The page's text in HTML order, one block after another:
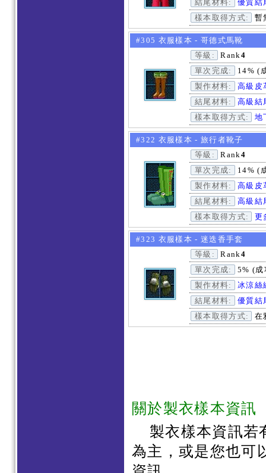
結尾材料:
優質結
樣本取得方式:
暫
#305 衣服樣本 - 哥德式馬靴
等級:
Rank4
單次完成:
14% (
製作材料:
高級皮
結尾材料:
高級結
樣本取得方式:
地
#322 衣服樣本 - 旅行者靴子
等級:
Rank4
單次完成:
14% (
製作材料:
高級皮
結尾材料:
高級結
樣本取得方式:
更
#323 衣服樣本 - 迷迭香手套
等級:
Rank4
單次完成:
5% (成
製作材料:
冰涼絲
結尾材料:
優質結
樣本取得方式:
在
關於製衣樣本資訊
製衣樣本資訊若
為主，或是您也可